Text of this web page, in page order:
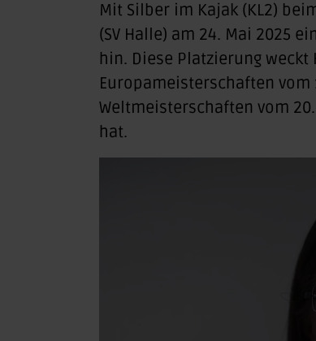
Mit Silber im Kajak (KL2)
(SV Halle) am 24. Mai 2025
hin. Diese Platzierung
Europameisterschaften vom
Weltmeisterschaften vom
hat.